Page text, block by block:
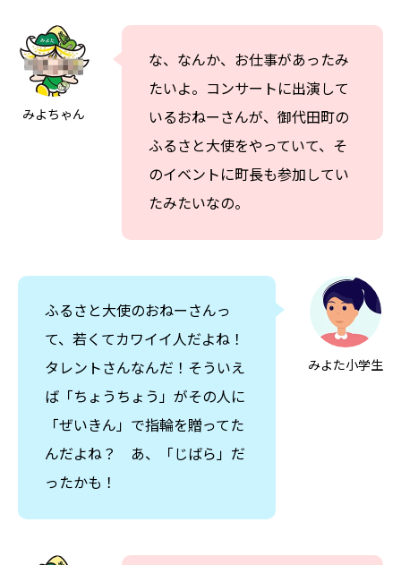
みよちゃん
な、なんか、お仕事があったみ
たいよ。コンサートに出演して
いるおねーさんが、御代田町の
ふるさと大使をやっていて、そ
のイベントに町長も参加してい
たみたいなの。
みよた小学生
ふるさと大使のおねーさんっ
て、若くてカワイイ人だよね！
タレントさんなんだ！そういえ
ば「ちょうちょう」がその人に
「ぜいきん」で指輪を贈ってた
んだよね？ あ、「じばら」だ
ったかも！